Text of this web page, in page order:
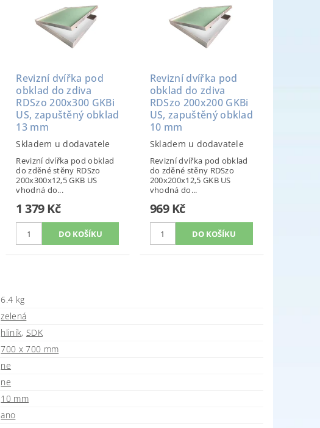
Revizní dvířka pod
obklad do zdiva
RDSzo 200x300 GKBi
US, zapuštěný obklad
13 mm
Skladem u dodavatele
Revizní dvířka pod obklad
do zděné stěny RDSzo
200x300x12,5 GKB US
vhodná do...
1 379 Kč
Revizní dvířka pod
obklad do zdiva
RDSzo 200x200 GKBi
US, zapuštěný obklad
10 mm
Skladem u dodavatele
Revizní dvířka pod obklad
do zděné stěny RDSzo
200x200x12,5 GKB US
vhodná do...
969 Kč
6.4 kg
zelená
hliník, SDK
700 x 700 mm
ne
ne
10 mm
ano